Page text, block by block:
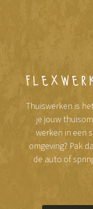
Thuiswerken is
je jouw
werken in een
omgeving? Pak
de auto of